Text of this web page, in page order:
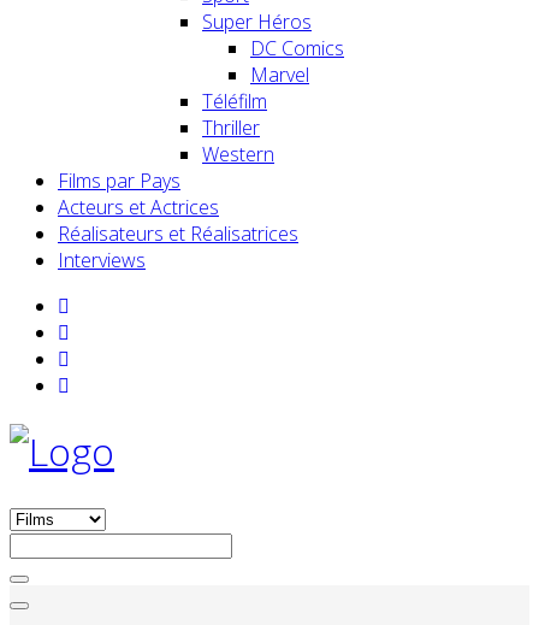
Super Héros
DC Comics
Marvel
Téléfilm
Thriller
Western
Films par Pays
Acteurs et Actrices
Réalisateurs et Réalisatrices
Interviews